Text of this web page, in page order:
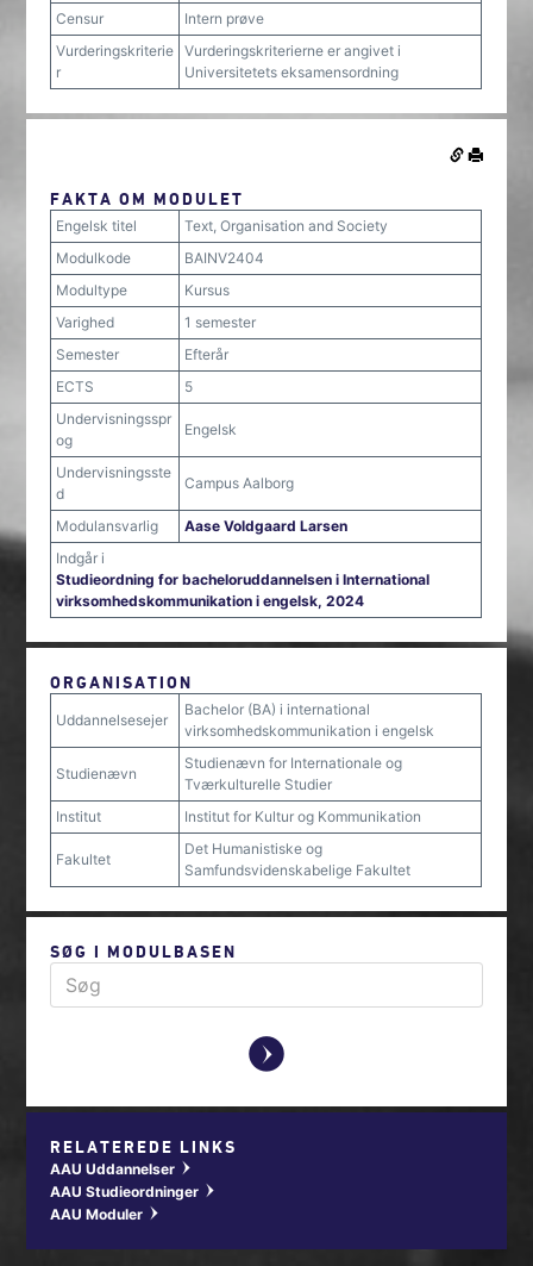
Censur
Intern prøve
Vurderingskriterie
r
Vurderingskriterierne er angivet i
Universitetets eksamensordning
FAKTA OM MODULET
Engelsk titel
Text, Organisation and Society
Modulkode
BAINV2404
Modultype
Kursus
Varighed
1 semester
Semester
Efterår
ECTS
5
Undervisningsspr
og
Engelsk
Undervisningsste
d
Campus Aalborg
Modulansvarlig
Aase Voldgaard Larsen
Indgår i
Studieordning for bacheloruddannelsen i International
virksomhedskommunikation i engelsk, 2024
ORGANISATION
Uddannelsesejer
Bachelor (BA) i international
virksomhedskommunikation i engelsk
Studienævn
Studienævn for Internationale og
Tværkulturelle Studier
Institut
Institut for Kultur og Kommunikation
Fakultet
Det Humanistiske og
Samfundsvidenskabelige Fakultet
SØG I MODULBASEN
y
RELATEREDE LINKS
AAU Uddannelser w
AAU Studieordninger w
AAU Moduler w